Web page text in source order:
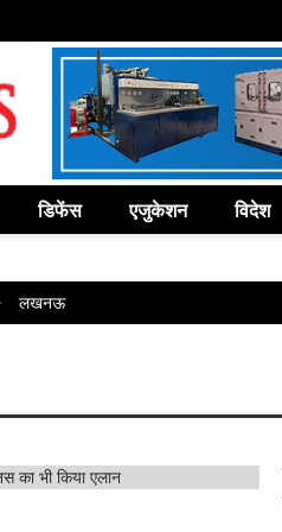
डिफेंस एजुकेशन विदेश
लखनऊ